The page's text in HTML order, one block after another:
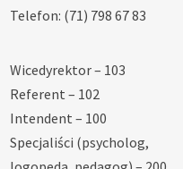
Telefon: (71) 798 67 83
Wicedyrektor – 103
Referent – 102
Intendent – 100
Specjaliści (psycholog,